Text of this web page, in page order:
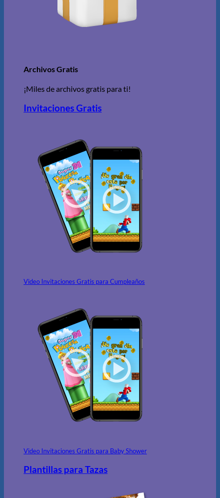
Archivos Gratis
¡Miles de archivos gratis para ti!
Invitaciones Gratis
Video Invitaciones Gratis para Cumpleaños
Video Invitaciones Gratis para Baby Shower
Plantillas para Tazas